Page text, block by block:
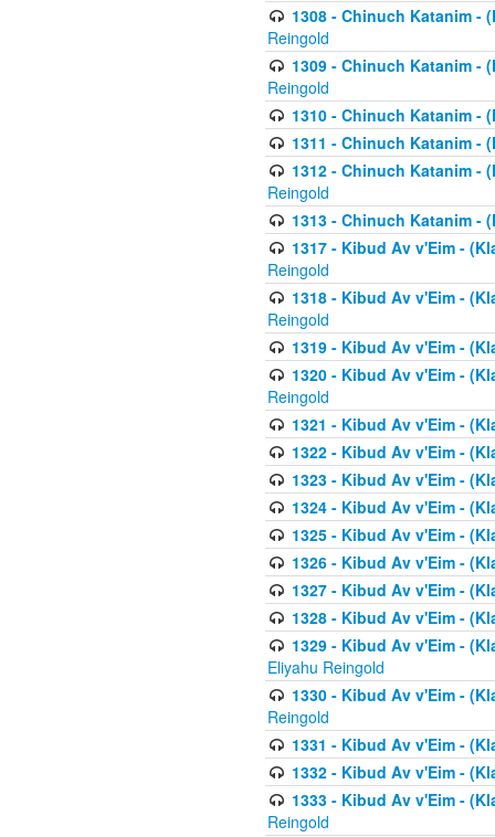
1308 - Chinuch Katanim -
Reingold
1309 - Chinuch Katanim -
Reingold
1310 - Chinuch Katanim -
1311 - Chinuch Katanim -
1312 - Chinuch Katanim -
Reingold
1313 - Chinuch Katanim -
1317 - Kibud Av v'Eim -
Reingold
1318 - Kibud Av v'Eim -
Reingold
1319 - Kibud Av v'Eim -
1320 - Kibud Av v'Eim -
Reingold
1321 - Kibud Av v'Eim -
1322 - Kibud Av v'Eim -
1323 - Kibud Av v'Eim -
1324 - Kibud Av v'Eim -
1325 - Kibud Av v'Eim -
1326 - Kibud Av v'Eim -
1327 - Kibud Av v'Eim -
1328 - Kibud Av v'Eim -
1329 - Kibud Av v'Eim -
Eliyahu Reingold
1330 - Kibud Av v'Eim -
Reingold
1331 - Kibud Av v'Eim -
1332 - Kibud Av v'Eim -
1333 - Kibud Av v'Eim -
Reingold